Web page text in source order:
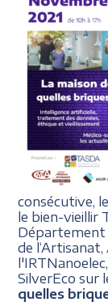
consécutive,
le bien-vieillir
Département
de
SilverEco sur
quelles